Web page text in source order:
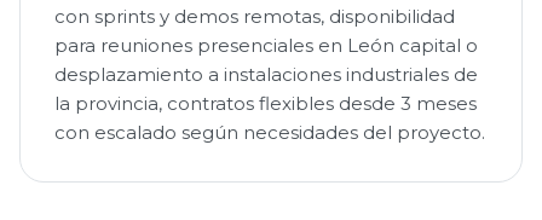
con sprints y demos remotas, disponibilidad
para reuniones presenciales en León capital o
desplazamiento a instalaciones industriales de
la provincia, contratos flexibles desde 3 meses
con escalado según necesidades del proyecto.